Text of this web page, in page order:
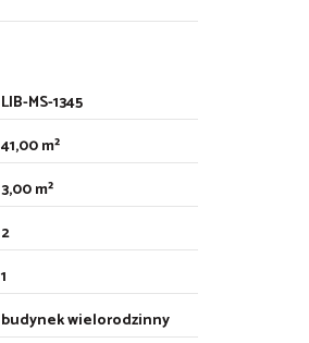
LIB-MS-1345
41,00 m²
3,00 m²
2
1
budynek wielorodzinny